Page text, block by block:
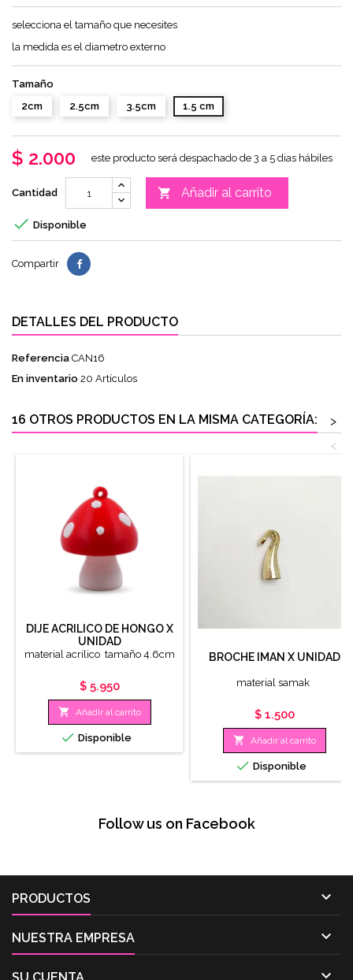
selecciona el tamaño que necesites
la medida es el diametro externo
Tamaño
2cm
2.5cm 3.5cm 1.5 cm
$ 2.000 este producto será despachado de 3 a 5 dias hábiles
Cantidad  Añadir al carrito
 Disponible
Compartir
DETALLES DEL PRODUCTO
Referencia CAN16
En inventario 20 Artículos
16 OTROS PRODUCTOS EN LA MISMA CATEGORÍA:
>
<
DIJE ACRILICO DE HONGO X
UNIDAD
material acrilico tamaño 4.6cm
Precio
$ 5.950
 Añadir al carrito
 Disponible
BROCHE IMAN X UNIDAD
material samak
Precio
$ 1.500
 Añadir al carrito
 Disponible
Follow us on Facebook
PRODUCTOS 
NUESTRA EMPRESA 
